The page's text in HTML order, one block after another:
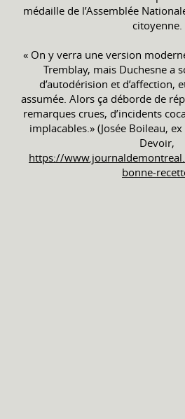
médaille de l’Assemblée
citoyenne.
« On y verra une version
Tremblay, mais Duchesne a
d’autodérision et d’affection,
assumée. Alors ça déborde de
remarques crues, d’incidents
implacables.» (Josée Boileau,
Devoir,
https://
bonne-